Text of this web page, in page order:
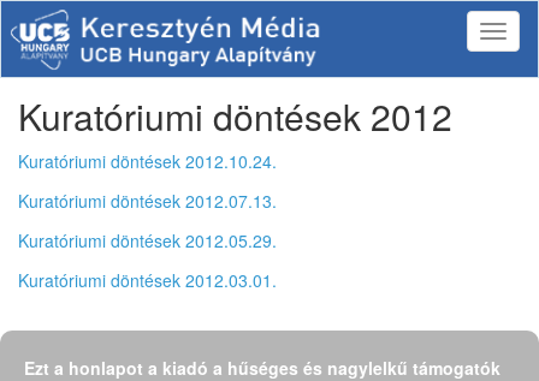
Kuratóriumi döntések 2012
Kuratóriumi döntések 2012.10.24.
Kuratóriumi döntések 2012.07.13.
Kuratóriumi döntések 2012.05.29.
Kuratóriumi döntések 2012.03.01.
Ezt a honlapot a kiadó a hűséges és nagylelkű támogatók